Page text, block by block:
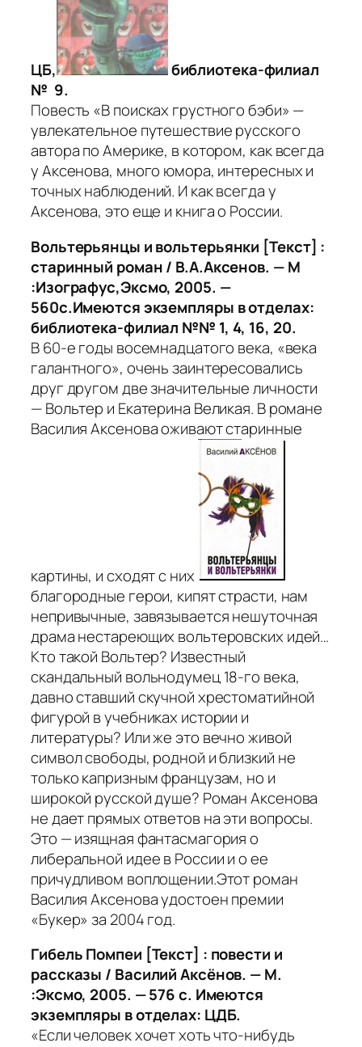
ЦБ,
библиотека-филиал
№ 9.
Повесть «В поисках грустного бэби» —
увлекательное путешествие русского
автора по Америке, в котором, как всегда
у Аксенова, много юмора, интересных и
точных наблюдений. И как всегда у
Аксенова, это еще и книга о России.
Вольтерьянцы и вольтерьянки [Текст] :
старинный роман / В.А.Аксенов. — М
:Изографус,Эксмо, 2005. —
560с.Имеются экземпляры в отделах:
библиотека-филиал №№ 1, 4, 16, 20.
В 60-е годы восемнадцатого века, «века
галантного», очень заинтересовались
друг другом две значительные личности
— Вольтер и Екатерина Великая. В романе
Василия Аксенова оживают старинные
картины, и сходят с них
благородные герои, кипят страсти, нам
непривычные, завязывается нешуточная
драма нестареющих вольтеровских идей…
Кто такой Вольтер? Известный
скандальный вольнодумец 18-го века,
давно ставший скучной хрестоматийной
фигурой в учебниках истории и
литературы? Или же это вечно живой
символ свободы, родной и близкий не
только капризным французам, но и
широкой русской душе? Роман Аксенова
не дает прямых ответов на эти вопросы.
Это — изящная фантасмагория о
либеральной идее в России и о ее
причудливом воплощении.Этот роман
Василия Аксенова удостоен премии
«Букер» за 2004 год.
Гибель Помпеи [Текст] : повести и
рассказы / Василий Аксёнов. — М.
:Эксмо, 2005. — 576 с. Имеются
экземпляры в отделах: ЦДБ.
«Если человек хочет хоть что-нибудь